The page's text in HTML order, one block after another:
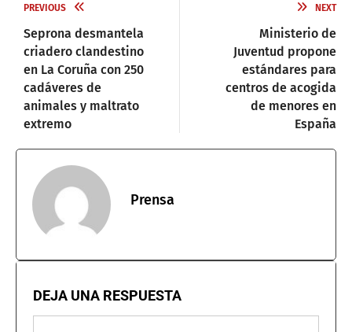
PREVIOUS
Seprona desmantela
criadero clandestino
en La Coruña con 250
cadáveres de
animales y maltrato
extremo
NEXT
Ministerio de
Juventud propone
estándares para
centros de acogida
de menores en
España
Prensa
DEJA UNA RESPUESTA